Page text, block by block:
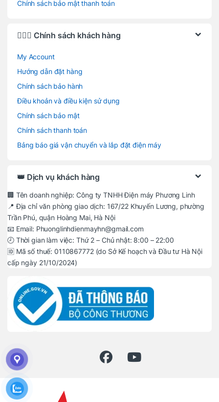
Chính sách bảo mật thanh toán
🙋🏻‍♂️ Chính sách khách hàng
My Account
Hướng dẫn đặt hàng
Chính sách bảo hành
Điều khoản và điều kiện sử dụng
Chính sách bảo mật
Chính sách thanh toán
Bảng báo giá vận chuyển và lắp đặt điện máy
👑 Dịch vụ khách hàng
🏢 Tên doanh nghiệp: Công ty TNHH Điện máy Phương Linh
📍 Địa chỉ văn phòng giao dịch: 167/22 Khuyến Lương, phường
Trần Phú, quận Hoàng Mai, Hà Nội
📧 Email: Phuonglinhdienmayhn@gmail.com
🕗 Thời gian làm việc: Thứ 2 – Chủ nhật: 8:00 – 22:00
🆔 Mã số thuế: 0110867772 (do Sở Kế hoạch và Đầu tư Hà Nội
cấp ngày 21/10/2024)